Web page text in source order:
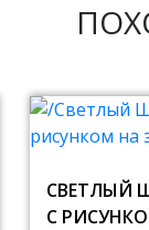
СВЕТЛЫЙ
С